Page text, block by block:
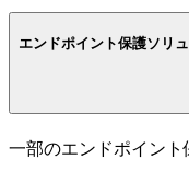
エンドポイント保護ソリ
一部のエンドポイン